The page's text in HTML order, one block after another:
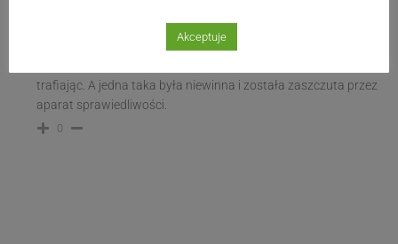
trafiając. A jedna taka była niewinna i została zaszczuta przez
aparat sprawiedliwości.
0
Akceptuje